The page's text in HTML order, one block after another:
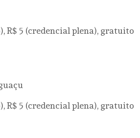
R$ 5 (credencial plena), gratuito
R$ 5 (credencial plena), gratuito